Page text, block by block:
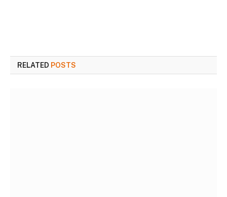
RELATED POSTS